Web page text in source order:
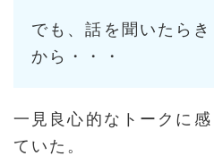
でも、話を聞いたら
から・・・
一見良心的なトークに
ていた。